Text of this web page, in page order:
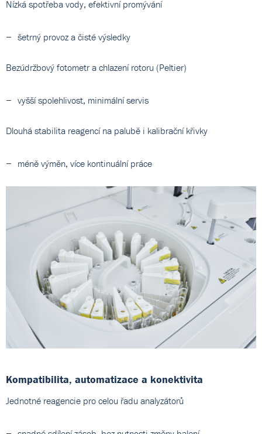
Nízká spotřeba vody, efektivní promývání
šetrný provoz a čisté výsledky
Bezúdržbový fotometr a chlazení rotoru (Peltier)
vyšší spolehlivost, minimální servis
Dlouhá stabilita reagencí na palubě i kalibrační křivky
méně výměn, více kontinuální práce
Kompatibilita, automatizace a konektivita
Jednotné reagencie pro celou řadu analyzátorů